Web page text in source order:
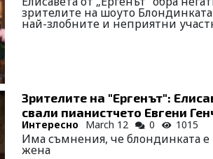
зрителите на шоуто Блондинката
най-злобните и неприятни
Зрителите на "Ергенът":
свали пианистчето Евгени
Интересно March 12 0 1015
Има съмнения, че блондинката е
жена